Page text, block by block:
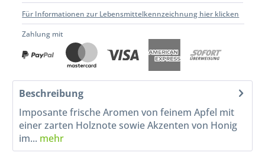
Für Informationen zur Lebensmittelkennzeichnung hier klicken
Zahlung mit
Beschreibung
Imposante frische Aromen von feinem Apfel mit
einer zarten Holznote sowie Akzenten von Honig
im... mehr